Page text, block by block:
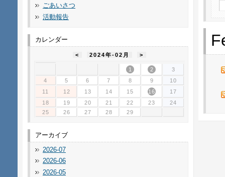
ごあいさつ
活動報告
カレンダー
< 2024年-02月 >
1 2
3
4
5 6 7 8 9
10
11
12 13 14 15 16
17
18
19 20 21 22 23
24
25
26 27 28 29
アーカイブ
2026-07
2026-06
2026-05